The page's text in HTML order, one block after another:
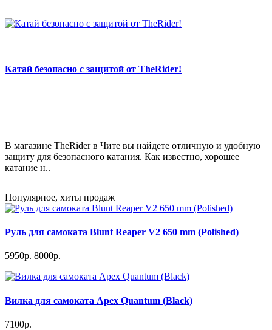
Катай безопасно с защитой от TheRider!
В магазине TheRider в Чите вы найдете отличную и удобную
защиту для безопасного катания. Как известно, хорошее
катание н..
Популярное, хиты продаж
Руль для самоката Blunt Reaper V2 650 mm (Polished)
5950р. 8000р.
Вилка для самоката Apex Quantum (Black)
7100р.